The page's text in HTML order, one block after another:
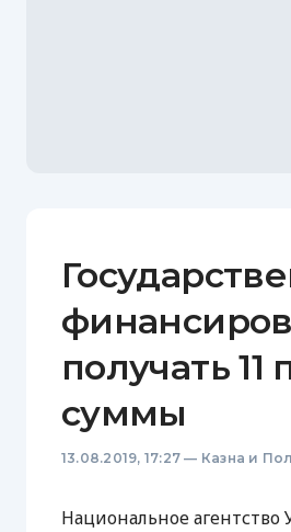
получать
суммы
13.08.2019, 17:27 — Казна и
Национальное